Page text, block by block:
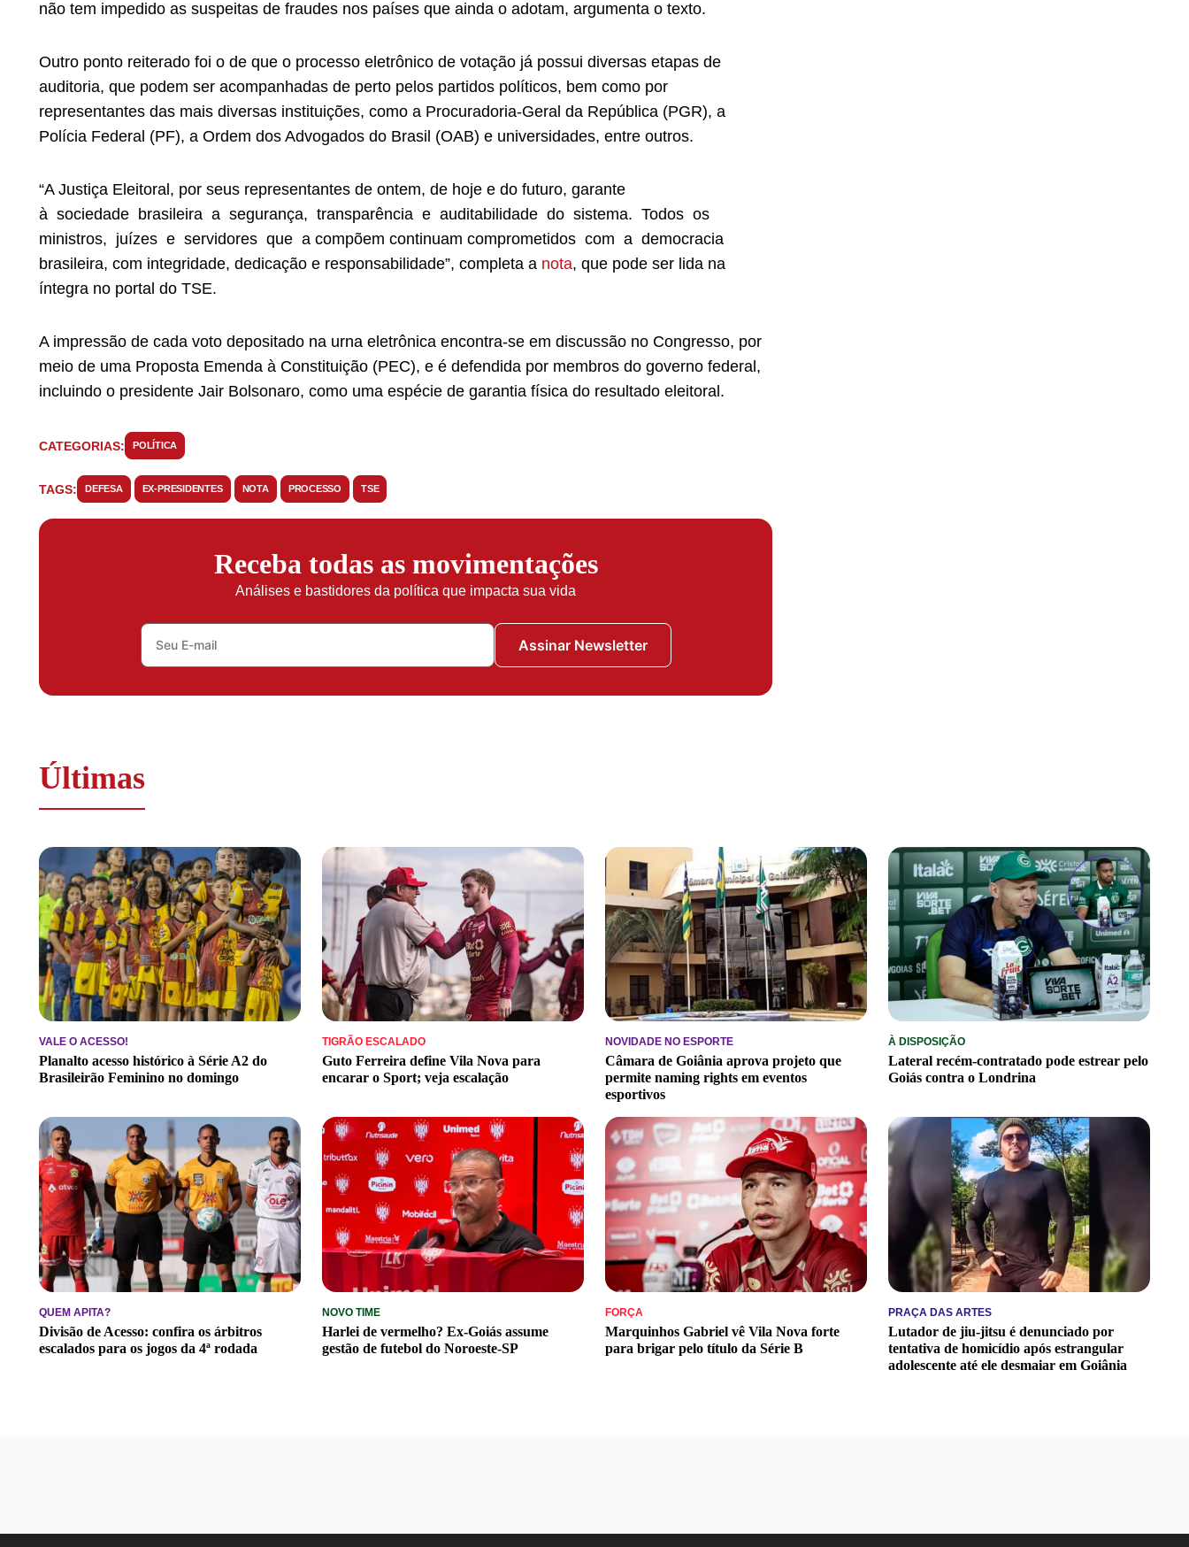
não tem impedido as suspeitas de fraudes nos países que ainda o adotam, argumenta o texto.
Outro ponto reiterado foi o de que o processo eletrônico de votação já possui diversas etapas de
auditoria, que podem ser acompanhadas de perto pelos partidos políticos, bem como por
representantes das mais diversas instituições, como a Procuradoria-Geral da República (PGR), a
Polícia Federal (PF), a Ordem dos Advogados do Brasil (OAB) e universidades, entre outros.
“A Justiça Eleitoral, por seus representantes de ontem, de hoje e do futuro, garante
à sociedade brasileira a segurança, transparência e auditabilidade do sistema. Todos os
ministros, juízes e servidores que a compõem continuam comprometidos com a democracia
brasileira, com integridade, dedicação e responsabilidade”, completa a nota, que pode ser lida na
íntegra no portal do TSE.
A impressão de cada voto depositado na urna eletrônica encontra-se em discussão no Congresso, por
meio de uma Proposta Emenda à Constituição (PEC), e é defendida por membros do governo federal,
incluindo o presidente Jair Bolsonaro, como uma espécie de garantia física do resultado eleitoral.
CATEGORIAS: POLÍTICA
TAGS: DEFESA EX-PRESIDENTES NOTA PROCESSO TSE
Receba todas as movimentações
Análises e bastidores da política que impacta sua vida
Assinar Newsletter
Últimas
VALE O ACESSO!
Planalto acesso histórico à Série A2 do
Brasileirão Feminino no domingo
TIGRÃO ESCALADO
Guto Ferreira define Vila Nova para
encarar o Sport; veja escalação
NOVIDADE NO ESPORTE
Câmara de Goiânia aprova projeto que
permite naming rights em eventos
esportivos
À DISPOSIÇÃO
Lateral recém-contratado pode estrear pelo
Goiás contra o Londrina
QUEM APITA?
Divisão de Acesso: confira os árbitros
escalados para os jogos da 4ª rodada
NOVO TIME
Harlei de vermelho? Ex-Goiás assume
gestão de futebol do Noroeste-SP
FORÇA
Marquinhos Gabriel vê Vila Nova forte
para brigar pelo título da Série B
PRAÇA DAS ARTES
Lutador de jiu-jitsu é denunciado por
tentativa de homicídio após estrangular
adolescente até ele desmaiar em Goiânia